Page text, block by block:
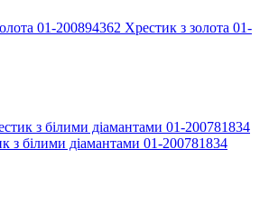
Хрестик з золота 01-
з білими діамантами 01-200781834